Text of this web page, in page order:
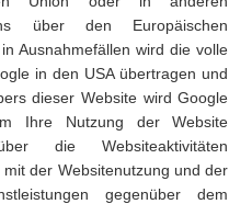
über den Europäischen
Ausnahmefällen wird die volle
in den USA übertragen und
dieser Website wird Google
Ihre Nutzung der Website
die Websiteaktivitäten
der Websitenutzung und der
gegenüber dem